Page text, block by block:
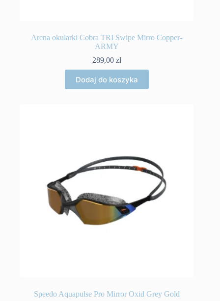
Arena okularki Cobra TRI Swipe Mirro Copper-
ARMY
289,00 zł
Dodaj do koszyka
Speedo Aquapulse Pro Mirror Oxid Grey Gold